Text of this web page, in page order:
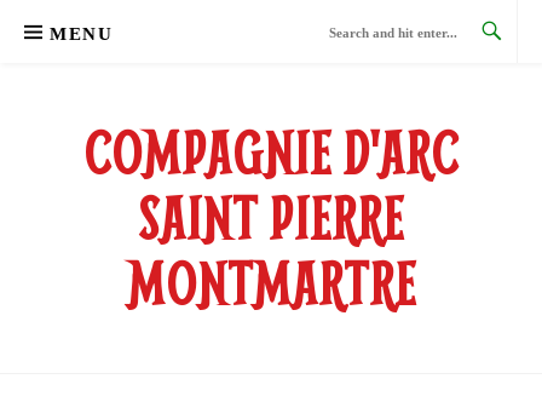
MENU
COMPAGNIE D'ARC
SAINT PIERRE
MONTMARTRE